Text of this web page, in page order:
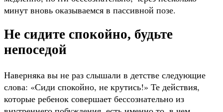
минут вновь оказываемся в пассивной позе.
Не сидите спокойно, будьте
непоседой
Наверняка вы не раз слышали в детстве следующие
слова: «Сиди спокойно, не крутись!» Те действия,
которые ребенок совершает бессознательно из